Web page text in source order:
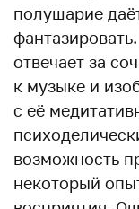
полушарие
отвечает за
к музыке и
с её
возможность
некоторый